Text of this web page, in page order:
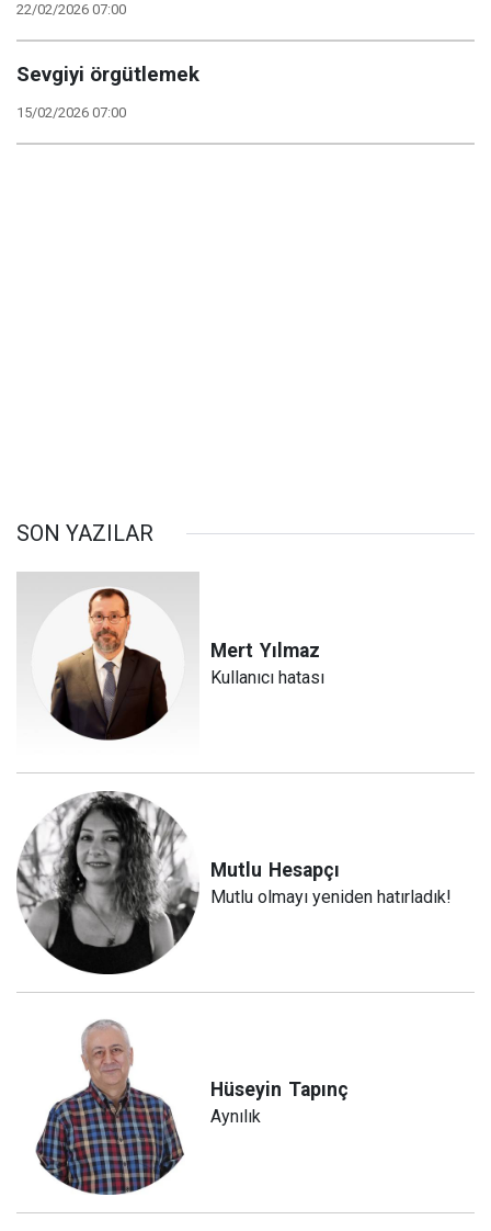
22/02/2026 07:00
Sevgiyi örgütlemek
15/02/2026 07:00
SON YAZILAR
Mert Yılmaz
Kullanıcı hatası
Mutlu Hesapçı
Mutlu olmayı yeniden hatırladık!
Hüseyin Tapınç
Aynılık